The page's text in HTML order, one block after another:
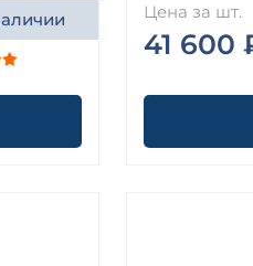
Цена за шт.
41 600